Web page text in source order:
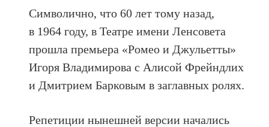
Символично, что 60 лет тому назад,
в 1964 году, в Театре имени Ленсовета
прошла премьера «Ромео и Джульетты»
Игоря Владимирова с Алисой Фрейндлих
и Дмитрием Барковым в заглавных ролях.
Репетиции нынешней версии начались